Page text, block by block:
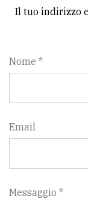
Il tuo indirizzo
Nome *
Email
Messaggio *